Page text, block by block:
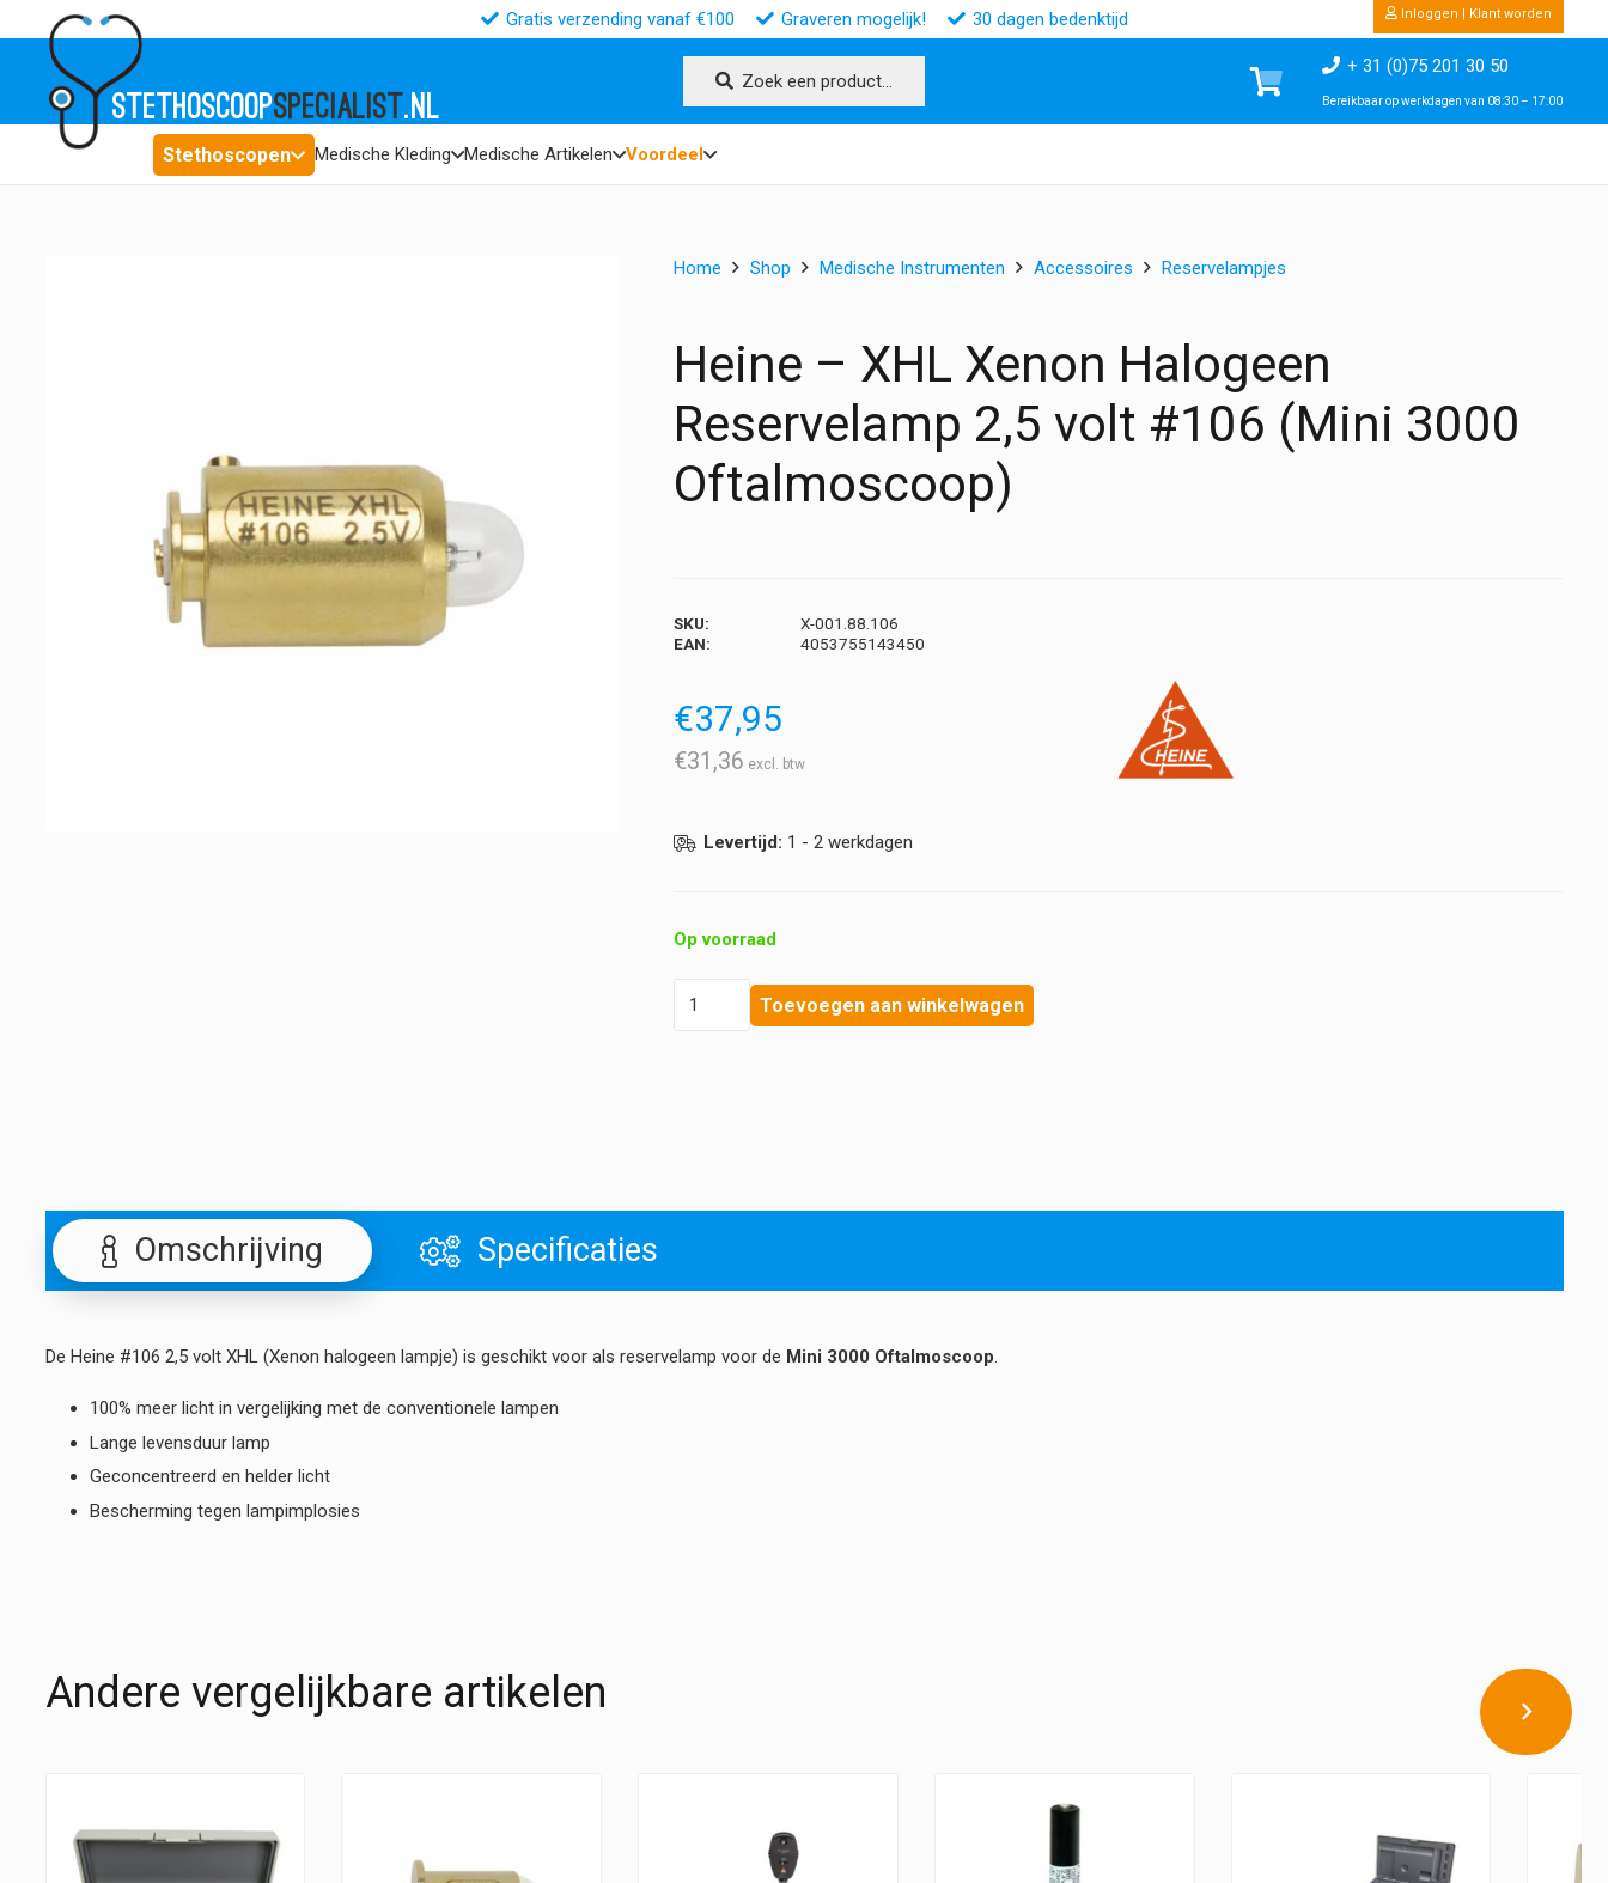
Gratis verzending vanaf €100 Graveren mogelijk! 30 dagen bedenktijd Inloggen | Klant worden
STETHOSCOOPSPECIALIST.NL
Zoek een product…
+ 31 (0)75 201 30 50
Bereikbaar op werkdagen van 08:30 – 17:00
Stethoscopen Medische Kleding Medische Artikelen Voordeel
Home Shop Medische Instrumenten Accessoires Reservelampjes
Heine – XHL Xenon Halogeen
Reservelamp 2,5 volt #106 (Mini 3000
Oftalmoscoop)
SKU:
X-001.88.106
EAN:
4053755143450
€37,95
€31,36
Levertijd: 1 - 2 werkdagen
Op voorraad
(Mini
hoeveelheid
Toevoegen aan winkelwagen
Omschrijving Specificaties
De Heine #106 2,5 volt XHL (Xenon halogeen lampje) is geschikt voor als reservelamp voor de Mini 3000 Oftalmoscoop.
100% meer licht in vergelijking met de conventionele lampen
Lange levensduur lamp
Geconcentreerd en helder licht
Bescherming tegen lampimplosies
Andere vergelijkbare artikelen